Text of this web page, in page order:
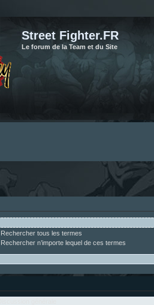
Street Fighter.FR
Le forum de la Team et du Site
Rechercher tous les termes
Rechercher n’importe lequel de ces termes